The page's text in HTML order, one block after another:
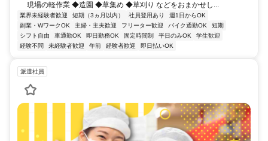
現場の軽作業 ◆造園 ◆草集め ◆草刈り などをおまかせし...
業界未経験者歓迎 短期（3ヵ月以内） 社員登用あり
週1日からOK
副業・WワークOK
主婦・主夫歓迎 フリーター歓迎 バイク通勤OK
短期
シフト自由
車通勤OK 即日勤務OK 固定時間制 平日のみOK
学生歓迎
経験不問
未経験者歓迎 午前 経験者歓迎 即日払いOK
派遣社員